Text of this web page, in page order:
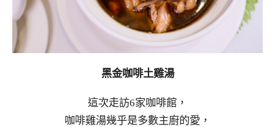
黑金咖啡土雞湯
這次走訪6家咖啡館，
咖啡雞湯幾乎是多數主廚的愛，